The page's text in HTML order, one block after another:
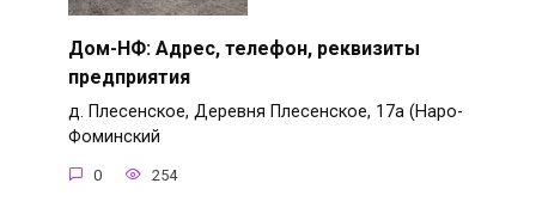
Дом-НФ: Адрес, телефон, реквизиты
предприятия
д. Плесенское, Деревня Плесенское, 17а (Наро-
Фоминский
0 254